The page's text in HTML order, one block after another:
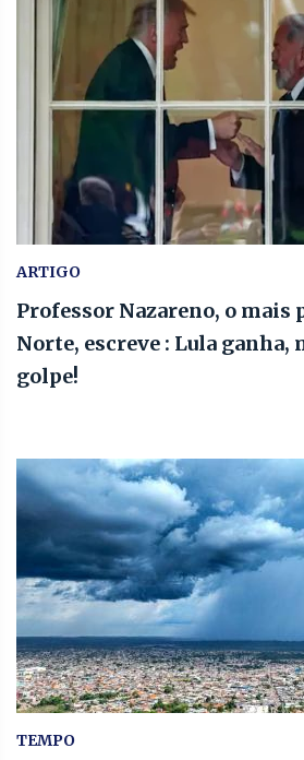
ARTIGO
Professor Nazareno, o mais
Norte, escreve : Lula ganha,
golpe!
TEMPO